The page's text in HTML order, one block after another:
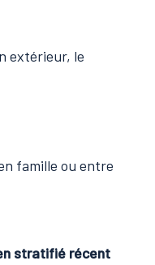
extérieur, le
famille ou entre
stratifié récent